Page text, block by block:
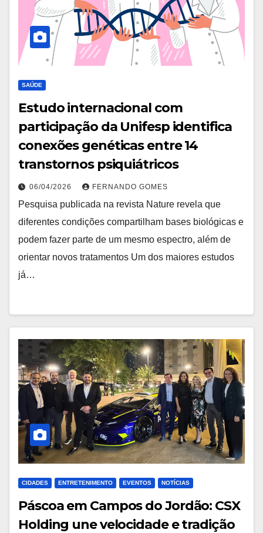
SAÚDE
Estudo internacional com
participação da Unifesp identifica
conexões genéticas entre 14
transtornos psiquiátricos
06/04/2026 FERNANDO GOMES
Pesquisa publicada na revista Nature revela que
diferentes condições compartilham bases biológicas e
podem fazer parte de um mesmo espectro, além de
orientar novos tratamentos Um dos maiores estudos
já…
CIDADES ENTRETENIMENTO EVENTOS NOTÍCIAS
Páscoa em Campos do Jordão: CSX
Holding une velocidade e tradição